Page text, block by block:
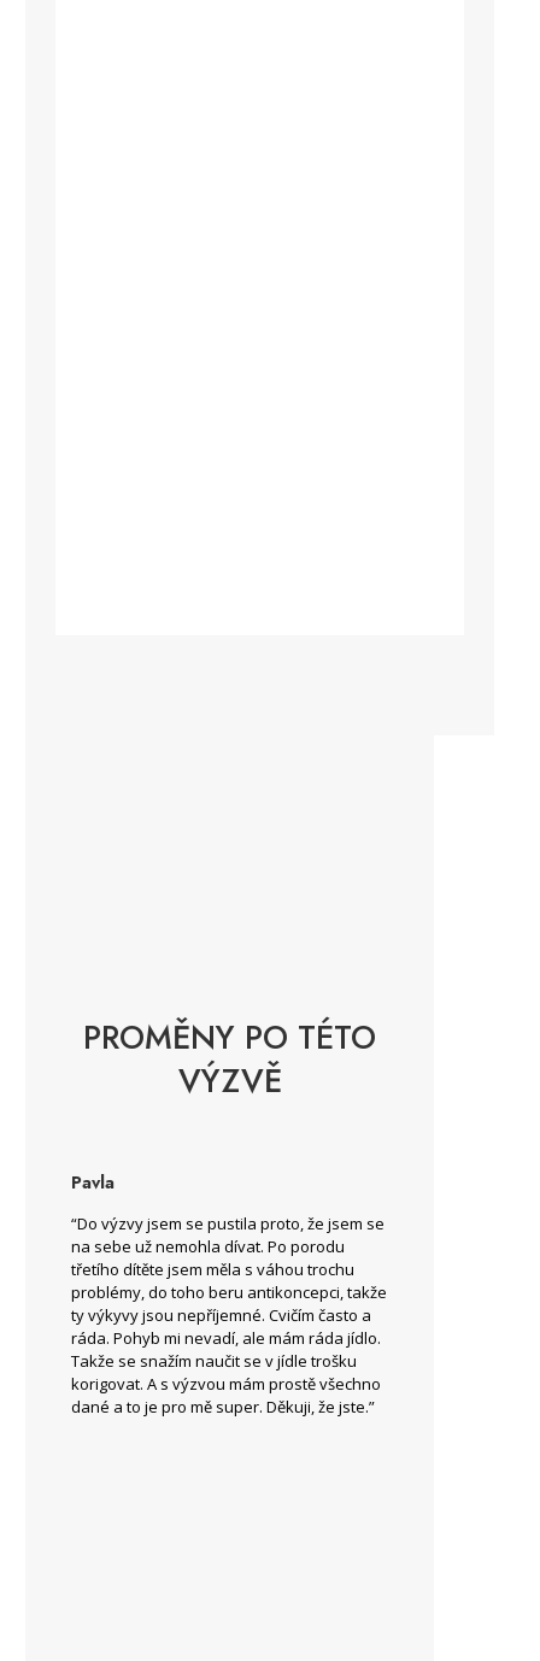
PROMĚNY PO TÉTO
VÝZVĚ
Pavla
“Do výzvy jsem se pustila proto, že jsem se
na sebe už nemohla dívat. Po porodu
třetího dítěte jsem měla s váhou trochu
problémy, do toho beru antikoncepci, takže
ty výkyvy jsou nepříjemné. Cvičím často a
ráda. Pohyb mi nevadí, ale mám ráda jídlo.
Takže se snažím naučit se v jídle trošku
korigovat. A s výzvou mám prostě všechno
dané a to je pro mě super. Děkuji, že jste.”